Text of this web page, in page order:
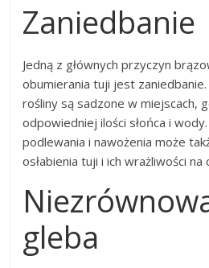
Zaniedbanie
Jedną z głównych przyczyn
obumierania tuji jest
rośliny są sadzone w miejscach,
odpowiedniej ilości słońca i
podlewania i nawożenia może
osłabienia tuji i ich wrażliwości na
gleba